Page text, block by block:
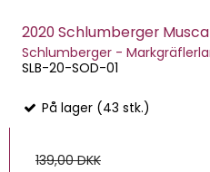
2020 Schlumberger
Schlumberger -
SLB-20-SOD-01
På lager (43 stk.)
139,00 DKK